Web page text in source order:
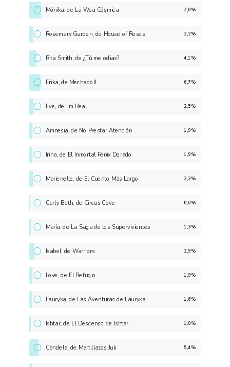
Mónika, de La Wea Cósmica 7,0%
Rosemary Garden, de House of Roses 2,2%
Rita Smith, de ¿Tú me odias? 4,1%
Erika, de Mechadoll 6,7%
Eve, de I'm Real 2,5%
Amnesia, de No Prestar Atención 1,9%
Irina, de El Inmortal Fénix Dorado 1,9%
Marienelle, de El Cuento Más Largo 2,2%
Carly Beth, de Circus Cove 0,6%
María, de La Saga de los Supervivientes 1,3%
Isabel, de Warriors 2,9%
Love, de El Refugio 1,9%
Lauryka, de Las Aventuras de Lauryka 1,6%
Ishtar, de El Descenso de Ishtar 1,0%
Candela, de Martillazos Juli 5,4%